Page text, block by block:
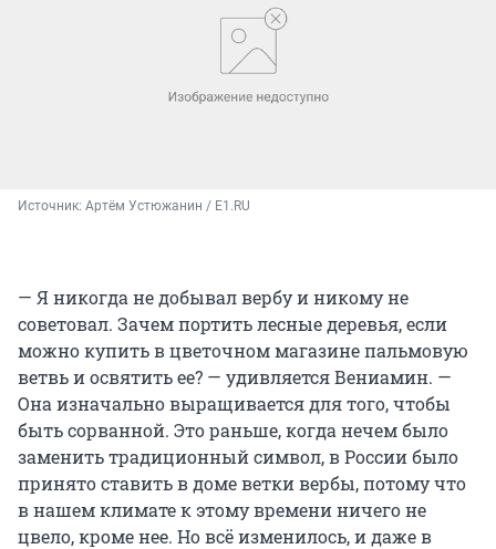
Источник: Артём Устюжанин / E1.RU
— Я никогда не добывал вербу и никому не
советовал. Зачем портить лесные деревья, если
можно купить в цветочном магазине пальмовую
ветвь и освятить ее? — удивляется Вениамин. —
Она изначально выращивается для того, чтобы
быть сорванной. Это раньше, когда нечем было
заменить традиционный символ, в России было
принято ставить в доме ветки вербы, потому что
в нашем климате к этому времени ничего не
цвело, кроме нее. Но всё изменилось, и даже в